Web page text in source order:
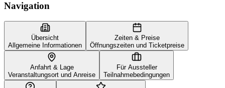
Navigation
Übersicht
Allgemeine Informationen
Zeiten & Preise
Öffnungszeiten und Ticketpreise
Anfahrt & Lage
Veranstaltungsort und Anreise
Für Aussteller
Teilnahmebedingungen